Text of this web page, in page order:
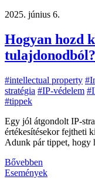
2025. június 6.
Hogyan hozd
tulajdonodból?
#intellectual property
stratégia #IP-védelem
#tippek
Egy jól átgondolt IP-
értékesítésekor fejtheti
Adunk pár tippet, hogy
Bővebben
Események